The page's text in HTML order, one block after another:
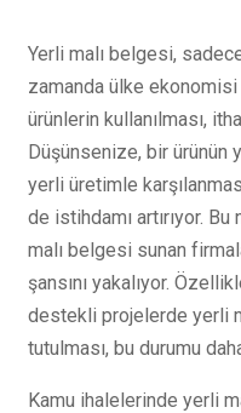
Yerli malı belgesi,
zamanda ülke
ürünlerin kullanılması,
Düşünsenize, bir ürünün
yerli üretimle
de istihdamı artırıyor.
malı belgesi sunan
şansını yakalıyor.
destekli projelerde yerli
tutulması, bu durumu
Kamu ihalelerinde yerli